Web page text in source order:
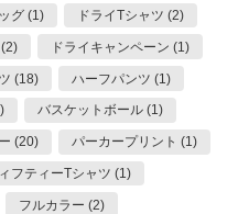
グ (1) ドライTシャツ (2)
ドライキャンペーン (1)
(18) ハーフパンツ (1)
バスケットボール (1)
(20) パーカープリント (1)
フティーTシャツ (1)
フルカラー (2)